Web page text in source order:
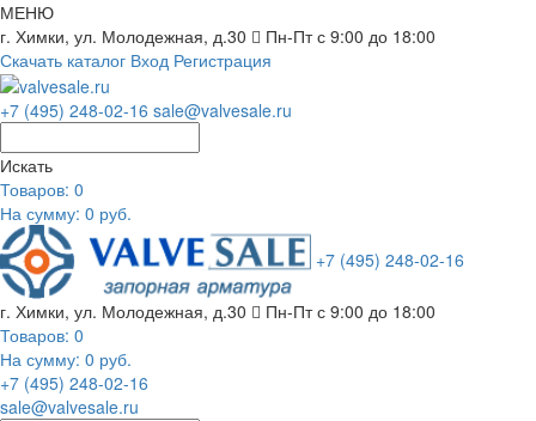
МЕНЮ
г. Химки, ул. Молодежная, д.30
Пн-Пт с 9:00 до 18:00
Скачать каталог Вход Регистрация
+7 (495) 248-02-16 sale@valvesale.ru
Искать
Товаров: 0
На сумму: 0 руб.
+7 (495) 248-02-16
г. Химки, ул. Молодежная, д.30
Пн-Пт с 9:00 до 18:00
Товаров: 0
На сумму: 0 руб.
+7 (495) 248-02-16
sale@valvesale.ru